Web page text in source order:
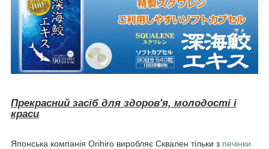
Прекрасний засіб для здоров'я, молодості і
краси
Японська компанія Orihiro виробляє Сквален тільки з печінки